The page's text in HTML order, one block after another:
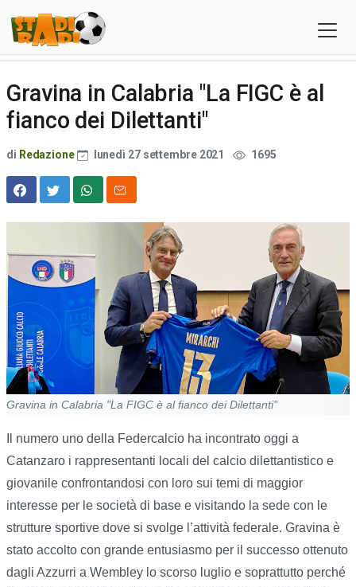
Gravina in Calabria "La FIGC è al
fianco dei Dilettanti"
di Redazione lunedì 27 settembre 2021 1695
Gravina in Calabria "La FIGC è al fianco dei Dilettanti"
Il numero uno della Federcalcio ha incontrato oggi a
Catanzaro i rappresentanti locali del calcio dilettantistico e
giovanile confrontandosi con loro sui temi di maggior
interesse per le società di base e visitando la sede con le
strutture sportive dove si svolge l’attività federale. Gravina è
stato accolto con grande entusiasmo per il successo ottenuto
dagli Azzurri a Wembley lo scorso luglio e soprattutto perché